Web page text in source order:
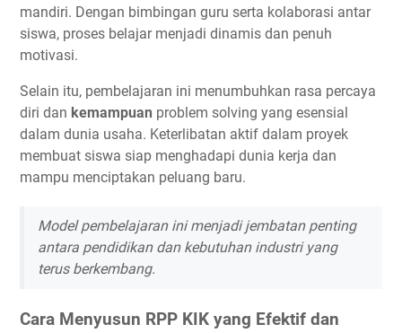
mandiri. Dengan bimbingan guru serta kolaborasi antar
siswa, proses belajar menjadi dinamis dan penuh
motivasi.
Selain itu, pembelajaran ini menumbuhkan rasa percaya
diri dan kemampuan problem solving yang esensial
dalam dunia usaha. Keterlibatan aktif dalam proyek
membuat siswa siap menghadapi dunia kerja dan
mampu menciptakan peluang baru.
Model pembelajaran ini menjadi jembatan penting
antara pendidikan dan kebutuhan industri yang
terus berkembang.
Cara Menyusun RPP KIK yang Efektif dan